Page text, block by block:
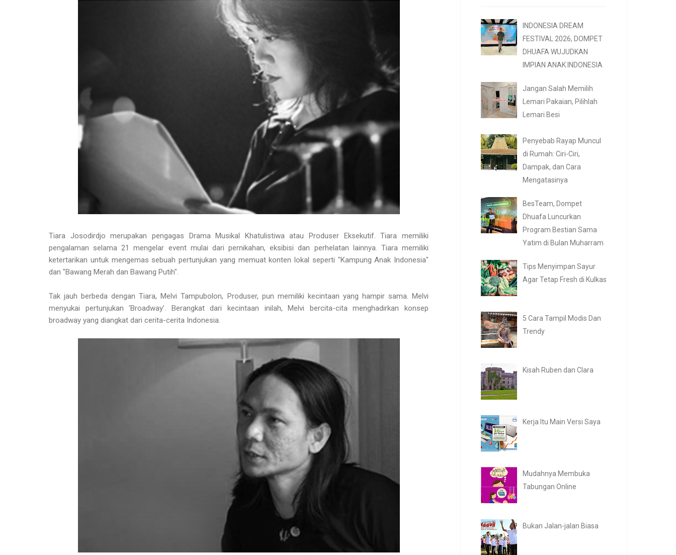
Tiara Josodirdjo merupakan pengagas Drama Musikal Khatulistiwa atau Produser Eksekutif. Tiara memiliki
pengalaman selama 21 mengelar event mulai dari pernikahan, eksibisi dan perhelatan lainnya. Tiara memiliki
ketertarikan untuk mengemas sebuah pertunjukan yang memuat konten lokal seperti "Kampung Anak Indonesia"
dan "Bawang Merah dan Bawang Putih".
Tak jauh berbeda dengan Tiara, Melvi Tampubolon, Produser, pun memiliki kecintaan yang hampir sama. Melvi
menyukai pertunjukan 'Broadway'. Berangkat dari kecintaan inilah, Melvi bercita-cita menghadirkan konsep
broadway yang diangkat dari cerita-cerita Indonesia.
INDONESIA DREAM
FESTIVAL 2026, DOMPET
DHUAFA WUJUDKAN
IMPIAN ANAK INDONESIA
Jangan Salah Memilih
Lemari Pakaian, Pilihlah
Lemari Besi
Penyebab Rayap Muncul
di Rumah: Ciri-Ciri,
Dampak, dan Cara
Mengatasinya
BesTeam, Dompet
Dhuafa Luncurkan
Program Bestian Sama
Yatim di Bulan Muharram
Tips Menyimpan Sayur
Agar Tetap Fresh di Kulkas
5 Cara Tampil Modis Dan
Trendy
Kisah Ruben dan Clara
Kerja Itu Main Versi Saya
Mudahnya Membuka
Tabungan Online
Bukan Jalan-jalan Biasa